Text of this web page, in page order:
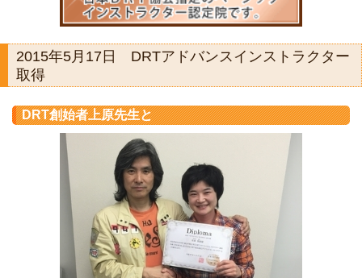
2015年5月17日 DRTアドバンスインストラクター
取得
DRT創始者上原先生と